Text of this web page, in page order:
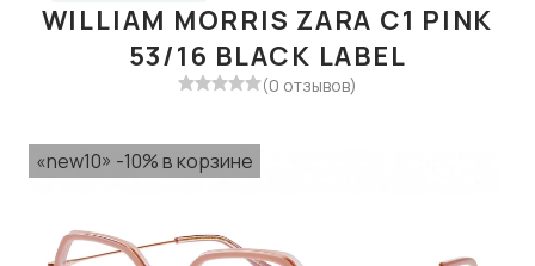
WILLIAM MORRIS ZARA C1 PINK
53/16 BLACK LABEL
(0 отзывов)
«new10» -10% в корзине